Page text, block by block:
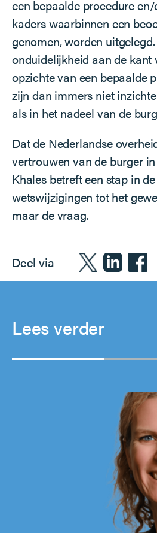
een bepaalde procedure
kaders waarbinnen een
genomen, worden
onduidelijkheid aan de kant
opzichte van een bepaalde
zijn dan immers niet
als in het nadeel van de
Dat de Nederlandse
vertrouwen van de burger
Khales betreft een stap in
wetswijzigingen tot het
maar de vraag.
Deel via
Lees verder